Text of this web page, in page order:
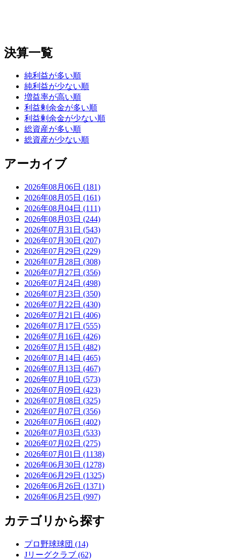
決算一覧
純利益が多い順
純利益が少ない順
増益率が高い順
利益剰余金が多い順
利益剰余金が少ない順
総資産が多い順
総資産が少ない順
アーカイブ
2026年08月06日 (181)
2026年08月05日 (161)
2026年08月04日 (111)
2026年08月03日 (244)
2026年07月31日 (543)
2026年07月30日 (207)
2026年07月29日 (229)
2026年07月28日 (308)
2026年07月27日 (356)
2026年07月24日 (498)
2026年07月23日 (350)
2026年07月22日 (430)
2026年07月21日 (406)
2026年07月17日 (555)
2026年07月16日 (426)
2026年07月15日 (482)
2026年07月14日 (465)
2026年07月13日 (467)
2026年07月10日 (573)
2026年07月09日 (423)
2026年07月08日 (325)
2026年07月07日 (356)
2026年07月06日 (402)
2026年07月03日 (533)
2026年07月02日 (275)
2026年07月01日 (1138)
2026年06月30日 (1278)
2026年06月29日 (1325)
2026年06月26日 (1371)
2026年06月25日 (997)
カテゴリから探す
プロ野球球団 (14)
Jリーグクラブ (62)